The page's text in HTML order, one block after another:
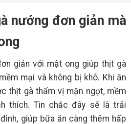
nướng đơn giản mà
giản với mật ong giúp thịt gà
mại và không bị khô. Khi ăn
thịt gà thấm vị mặn ngọt, mềm
thích. Tin chắc đây sẽ là trải
giúp bữa ăn càng thêm hấp